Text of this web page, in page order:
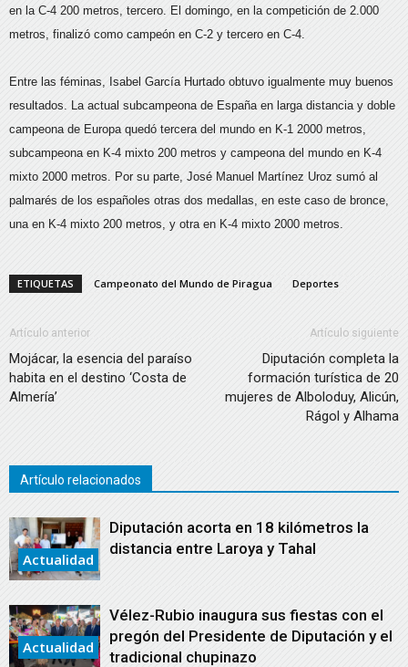
en la C-4 200 metros, tercero. El domingo, en la competición de 2.000
metros, finalizó como campeón en C-2 y tercero en C-4.
Entre las féminas, Isabel García Hurtado obtuvo igualmente muy buenos
resultados. La actual subcampeona de España en larga distancia y doble
campeona de Europa quedó tercera del mundo en K-1 2000 metros,
subcampeona en K-4 mixto 200 metros y campeona del mundo en K-4
mixto 2000 metros. Por su parte, José Manuel Martínez Uroz sumó al
palmarés de los españoles otras dos medallas, en este caso de bronce,
una en K-4 mixto 200 metros, y otra en K-4 mixto 2000 metros.
ETIQUETAS Campeonato del Mundo de Piragua Deportes
Artículo anterior
Mojácar, la esencia del paraíso
habita en el destino ‘Costa de
Almería’
Artículo siguiente
Diputación completa la
formación turística de 20
mujeres de Alboloduy, Alicún,
Rágol y Alhama
Artículo relacionados
Actualidad
Diputación acorta en 18 kilómetros la
distancia entre Laroya y Tahal
Actualidad
Vélez-Rubio inaugura sus fiestas con el
pregón del Presidente de Diputación y el
tradicional chupinazo